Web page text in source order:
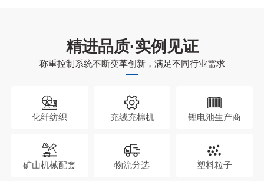
精进品质·实例见证
称重控制系统不断变革创新，满足不同行业需求
化纤纺织 充绒充棉机 锂电池生产商
矿山机械配套 物流分选 塑料粒子